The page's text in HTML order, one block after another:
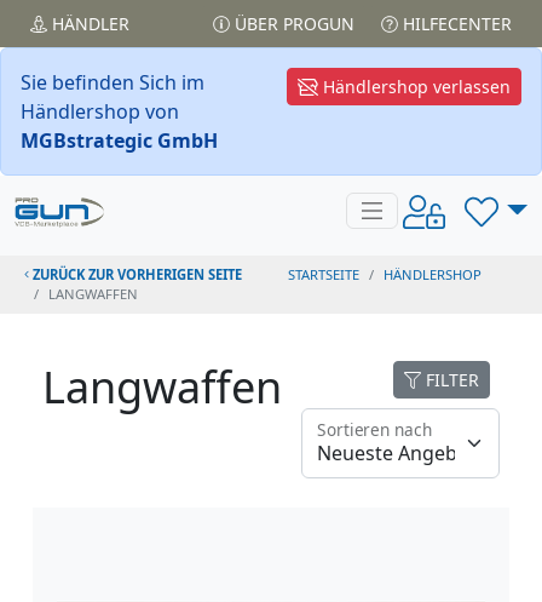
HÄNDLER ÜBER PROGUN HILFECENTER
Händlershop verlassen
Sie befinden Sich im
Händlershop von
MGBstrategic GmbH
ZURÜCK ZUR VORHERIGEN SEITE STARTSEITE
HÄNDLERSHOP
LANGWAFFEN
Langwaffen FILTER
Sortieren nach